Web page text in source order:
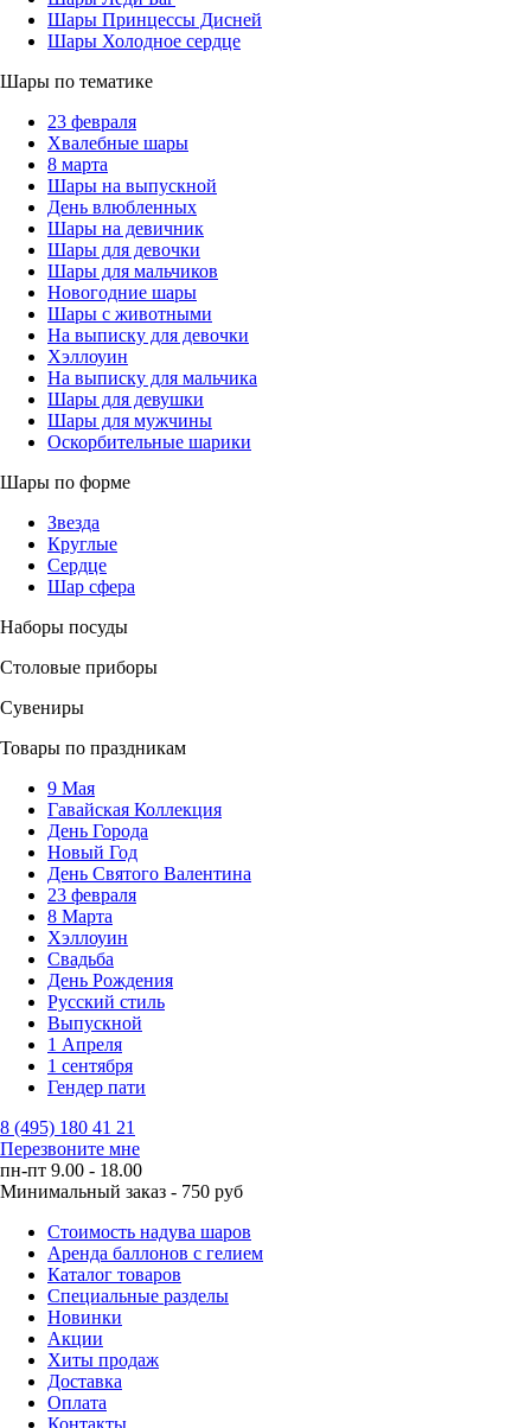
Шары Принцессы Дисней
Шары Холодное сердце
Шары по тематике
23 февраля
Хвалебные шары
8 марта
Шары на выпускной
День влюбленных
Шары на девичник
Шары для девочки
Шары для мальчиков
Новогодние шары
Шары с животными
На выписку для девочки
Хэллоуин
На выписку для мальчика
Шары для девушки
Шары для мужчины
Оскорбительные шарики
Шары по форме
Звезда
Круглые
Сердце
Шар сфера
Наборы посуды
Столовые приборы
Сувениры
Товары по праздникам
9 Мая
Гавайская Коллекция
День Города
Новый Год
День Святого Валентина
23 февраля
8 Марта
Хэллоуин
Свадьба
День Рождения
Русский стиль
Выпускной
1 Апреля
1 сентября
Гендер пати
8 (495) 180 41 21
Перезвоните мне
пн-пт 9.00 - 18.00
Минимальный заказ - 750 руб
Стоимость надува шаров
Аренда баллонов с гелием
Каталог товаров
Специальные разделы
Новинки
Акции
Хиты продаж
Доставка
Оплата
Контакты